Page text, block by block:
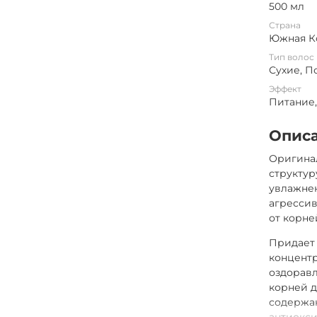
500 мл
Страна
Южная
Тип волос
Сухие,
Эффект
от
корней